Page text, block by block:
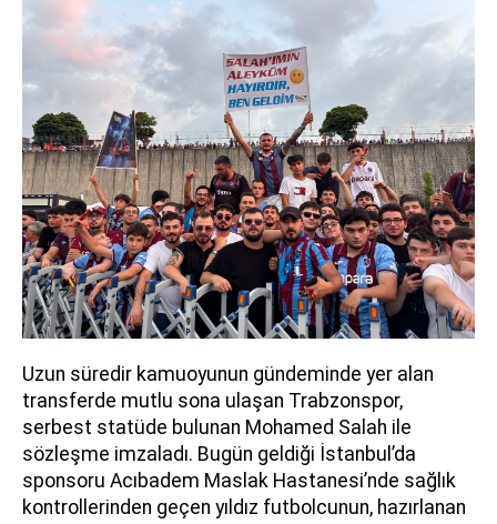
Uzun süredir kamuoyunun gündeminde yer alan
transferde mutlu sona ulaşan Trabzonspor,
serbest statüde bulunan Mohamed Salah ile
sözleşme imzaladı. Bugün geldiği İstanbul’da
sponsoru Acıbadem Maslak Hastanesi’nde sağlık
kontrollerinden geçen yıldız futbolcunun, hazırlanan